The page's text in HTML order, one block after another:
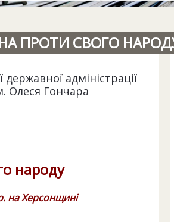
ПРОТИ СВОГО
адміністрації
Олеся Гончара
народу
на Херсонщині